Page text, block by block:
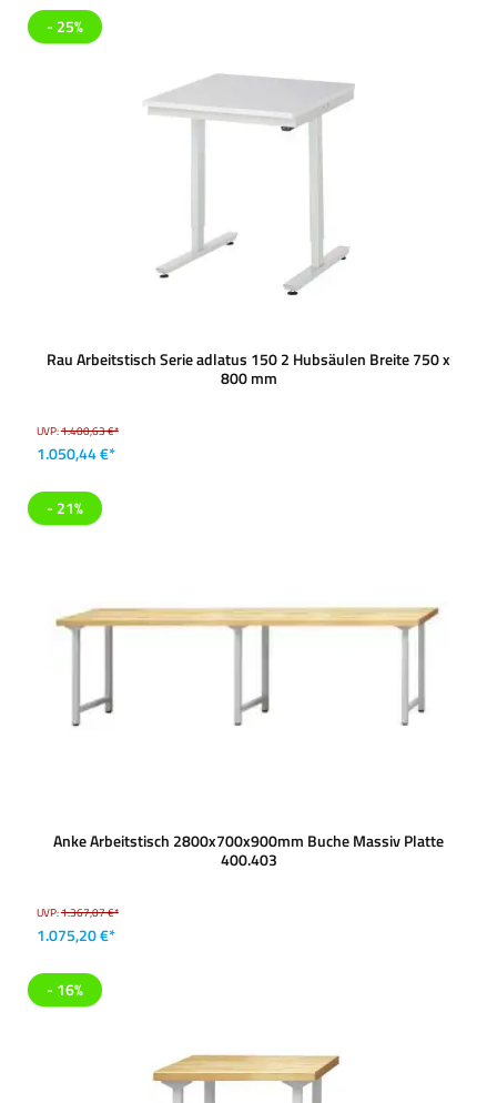
- 25%
Rau Arbeitstisch Serie adlatus 150 2 Hubsäulen Breite 750 x
800 mm
UVP:1.400,63 €*
1.050,44 €*
- 21%
Anke Arbeitstisch 2800x700x900mm Buche Massiv Platte
400.403
UVP:1.367,07 €*
1.075,20 €*
- 16%